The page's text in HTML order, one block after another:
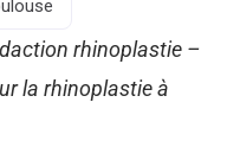
rhinoplastie –
la rhinoplastie à